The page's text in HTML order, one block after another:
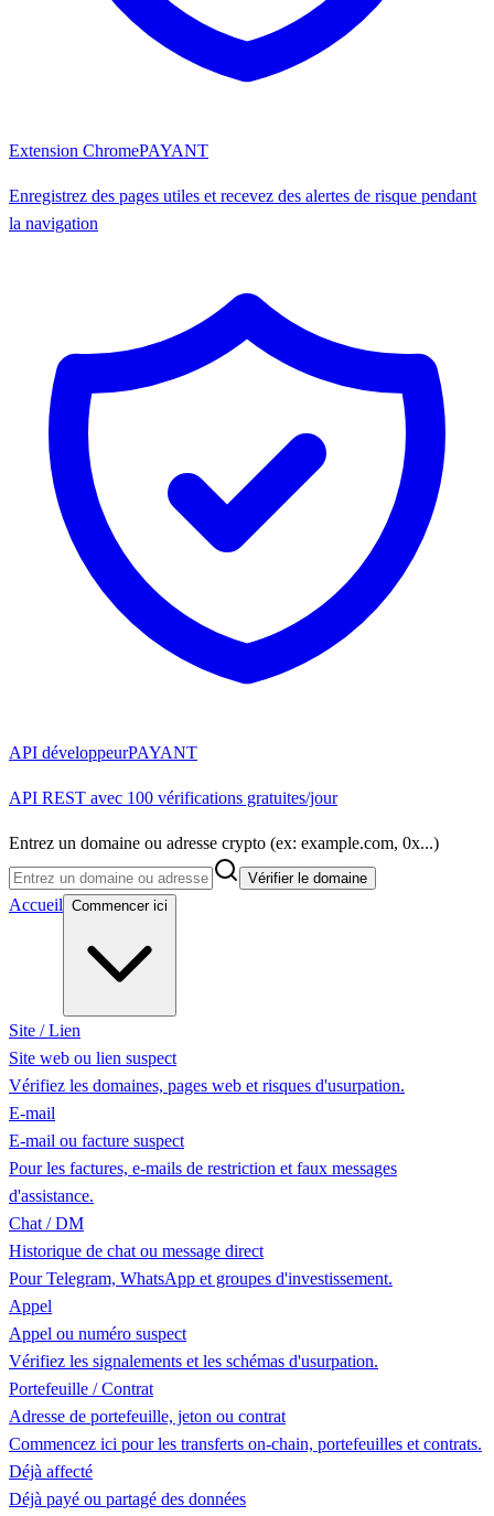
Extension ChromePAYANT
Enregistrez des pages utiles et recevez des alertes de risque pendant
la navigation
API développeurPAYANT
API REST avec 100 vérifications gratuites/jour
Entrez un domaine ou adresse crypto (ex: example.com, 0x...)
Vérifier le domaine
Accueil Commencer ici
Site / Lien
Site web ou lien suspect
Vérifiez les domaines, pages web et risques d'usurpation.
E-mail
E-mail ou facture suspect
Pour les factures, e-mails de restriction et faux messages
d'assistance.
Chat / DM
Historique de chat ou message direct
Pour Telegram, WhatsApp et groupes d'investissement.
Appel
Appel ou numéro suspect
Vérifiez les signalements et les schémas d'usurpation.
Portefeuille / Contrat
Adresse de portefeuille, jeton ou contrat
Commencez ici pour les transferts on-chain, portefeuilles et contrats.
Déjà affecté
Déjà payé ou partagé des données